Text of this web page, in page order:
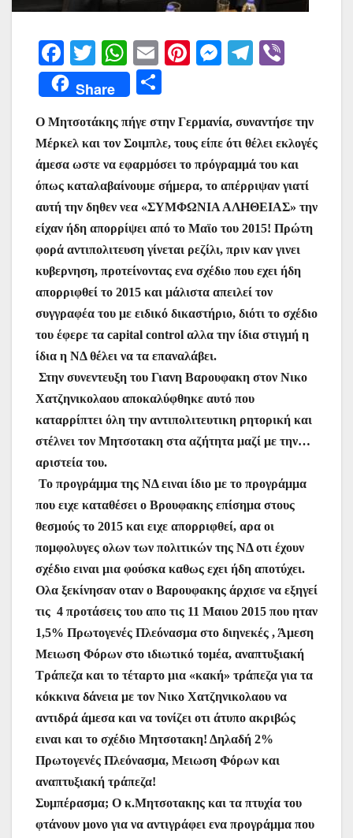
F
a
c
e
b
o
o
k
T
w
itt
er
W
h
at
s
A
p
p
E
m
ai
l
Pi
e
st
M
s
e
n
g
er
T
gr
a
m
Share
ρ
α
σ
τε
ίτ
ε
Ο Μητσοτάκης πήγε στην Γερμανία, συναντήσε την
Μέρκελ και τον Σοιμπλε, τους είπε ότι θέλει εκλογές
άμεσα ωστε να εφαρμόσει το πρόγραμμά του και
όπως καταλαβαίνουμε σήμερα, το απέρριψαν γιατί
αυτή την δηθεν νεα «ΣΥΜΦΩΝΙΑ ΑΛΗΘΕΙΑΣ» την
είχαν ήδη απορρίψει από το Μαϊο του 2015! Πρώτη
φορά αντιπολιτευση γίνεται ρεζίλι, πριν καν γινει
κυβερνηση, προτείνοντας ενα σχέδιο που εχει ήδη
απορριφθεί το 2015 και μάλιστα απειλεί τον
συγγραφέα του με ειδικό δικαστήριο, διότι το σχέδιο
του έφερε τα capital control αλλα την ίδια στιγμή η
ίδια η ΝΔ θέλει να τα επαναλάβει.
Στην συνεντευξη του Γιανη Βαρουφακη στον Νικο
Χατζηνικολαου αποκαλύφθηκε αυτό που
καταρρίπτει όλη την αντιπολιτευτικη ρητορική και
στέλνει τον Μητσοτακη στα αζήτητα μαζί με την…
αριστεία του.
Το προγράμμα της ΝΔ ειναι ίδιο με το προγράμμα
που ειχε καταθέσει ο Βρουφακης επίσημα στους
θεσμούς το 2015 και ειχε απορριφθεί, αρα οι
πομφολυγες ολων των πολιτικών της ΝΔ οτι έχουν
σχέδιο ειναι μια φούσκα καθως εχει ήδη αποτύχει.
Ολα ξεκίνησαν οταν ο Βαρουφακης άρχισε να εξηγεί
τις 4 προτάσεις του απο τις 11 Μαιου 2015 που ηταν
1,5% Πρωτογενές Πλεόνασμα στο διηνεκές , Άμεση
Μειωση Φόρων στο ιδιωτικό τομέα, αναπτυξιακή
Τράπεζα και το τέταρτο μια «κακή» τράπεζα για τα
κόκκινα δάνεια με τον Νικο Χατζηνικολαου να
αντιδρά άμεσα και να τονίζει οτι άτυπο ακριβώς
ειναι και το σχέδιο Μητσοτακη! Δηλαδή 2%
Πρωτογενές Πλεόνασμα, Μειωση Φόρων και
αναπτυξιακή τράπεζα!
Συμπέρασμα; Ο κ.Μητσοτακης και τα πτυχία του
φτάνουν μονο για να αντιγράφει ενα προγράμμα που